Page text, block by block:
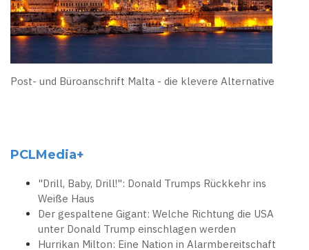
Post- und Büroanschrift Malta - die klevere Alternative
PCLMedia+
"Drill, Baby, Drill!": Donald Trumps Rückkehr ins
Weiße Haus
Der gespaltene Gigant: Welche Richtung die USA
unter Donald Trump einschlagen werden
Hurrikan Milton: Eine Nation in Alarmbereitschaft